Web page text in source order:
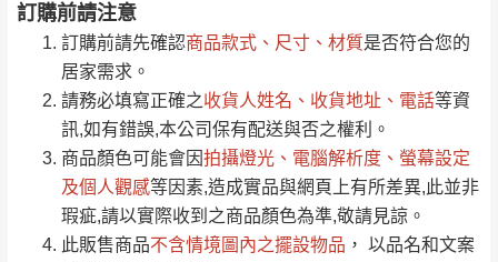
訂購前請注意
訂購前請先確認商品款式、尺寸、材質是否符合您的
居家需求。
請務必填寫正確之收貨人姓名、收貨地址、電話等資
訊,如有錯誤,本公司保有配送與否之權利。
商品顏色可能會因拍攝燈光、電腦解析度、螢幕設定
及個人觀感等因素,造成實品與網頁上有所差異,此並非
瑕疵,請以實際收到之商品顏色為準,敬請見諒。
此販售商品不含情境圖內之擺設物品 ， 以品名和文案
運 費 說 明
運送地區 運送費用
偏遠地區
（請先線上詢問 LINE
→@dershin ）
桃園 復興鄉
注意事項：
由於品項繁多，網頁無法及時更新，如有需
要購買商品，請於出發前來電或到「官方
Line客服」來信確認商品是否有「現貨」與
「金額」。
若商品價格或庫存有異常，商家有權取消訂
單。部分網路商品恕無法更改原設計或客製，敬請
見諒！
0/5 (0)筆
全部 依評論高至低排列
依評論低至高排列 只顯示附上圖片
只顯示附上評論